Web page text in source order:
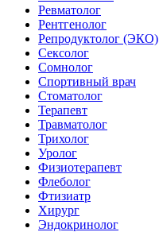
Ревматолог
Рентгенолог
Репродуктолог (ЭКО)
Сексолог
Сомнолог
Спортивный врач
Стоматолог
Терапевт
Травматолог
Трихолог
Уролог
Физиотерапевт
Флеболог
Фтизиатр
Хирург
Эндокринолог